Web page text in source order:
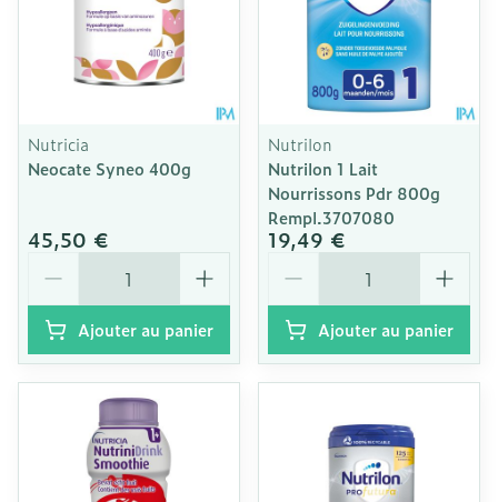
Nutricia
Neocate Syneo 400g
45,50 €
Ajouter au panier
Nutrilon
Nutrilon 1 Lait
Nourrissons Pdr 800g
Rempl.3707080
19,49 €
Ajouter au panier